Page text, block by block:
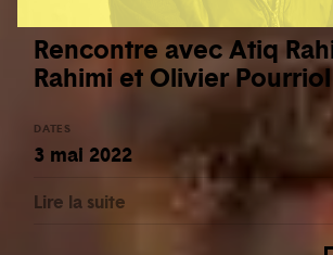
Rencontre avec Atiq
Rahimi et Olivier Pourriol
DATES
3 mai 2022
Lire la suite